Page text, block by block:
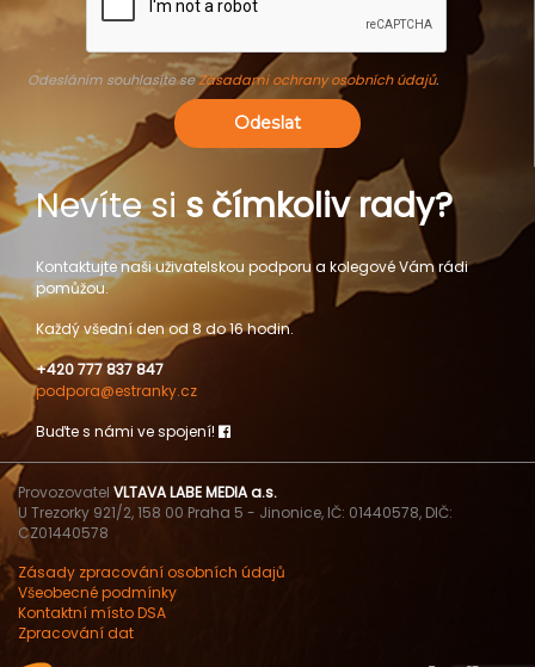
Odesláním souhlasíte seZásadami ochrany osobních údajů.
Odeslat
Nevíte si s čímkoliv rady?
Kontaktujte naši uživatelskou podporu a kolegové Vám rádi
pomůžou.
Každý všední den od 8 do 16 hodin.
+420 777 837 847
podpora@estranky.cz
Buďte s námi ve spojení!
Provozovatel VLTAVA LABE MEDIA a.s.
U Trezorky 921/2, 158 00 Praha 5 - Jinonice, IČ: 01440578, DIČ:
CZ01440578
Zásady zpracování osobních údajů
Všeobecné podmínky
Kontaktní místo DSA
Zpracování dat